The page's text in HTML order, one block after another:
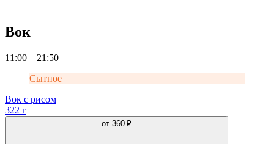
Вок
11:00 – 21:50
Сытное
Вок с рисом
322 г
от 360 ₽